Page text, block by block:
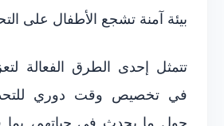
بيئة آمنة تشجع الأطفال على
تتمثل إحدى الطرق الفعالة
في تخصيص وقت دوري
حول ما يحدث في حياتهم، بما